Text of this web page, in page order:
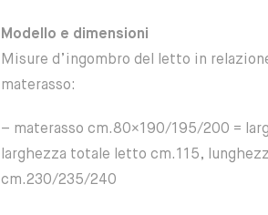
Modello e dimensioni
Misure d’ingombro del letto in
materasso:
– materasso cm.80×190/195/200 =
larghezza totale letto cm.115,
cm.230/235/240